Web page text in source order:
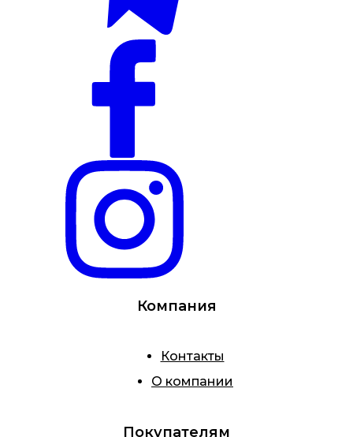
Компания
Контакты
О компании
Покупателям